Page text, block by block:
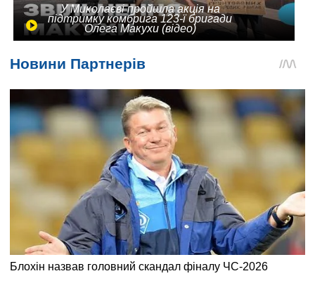
У Миколаєві пройшла акція на
підтримку комбрига 123-ї бригади
Олега Макухи (відео)